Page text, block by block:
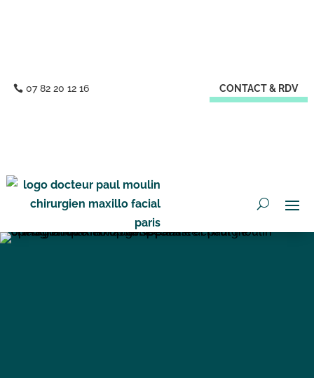
07 82 20 12 16 CONTACT & RDV